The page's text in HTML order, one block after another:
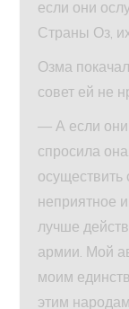
если они
Страны Оз,
Озма
совет ей не
— А если они
спросила
осуществить
неприятное
лучше
армии. Мой
моим
этим